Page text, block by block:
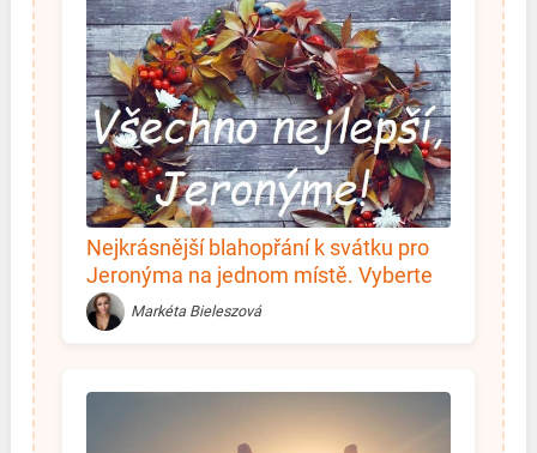
Nejkrásnější blahopřání k svátku pro
Jeronýma na jednom místě. Vyberte
si!
Markéta Bieleszová